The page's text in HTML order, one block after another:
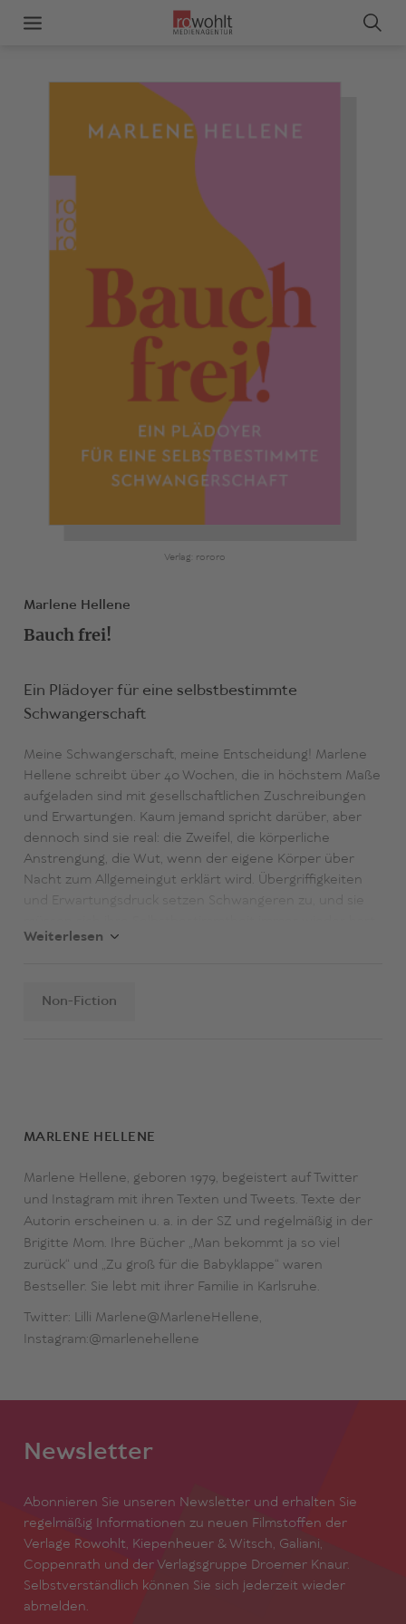
Verlag: rororo
Marlene Hellene
Bauch frei!
Ein Plädoyer für eine selbstbestimmte
Schwangerschaft
Meine Schwangerschaft, meine Entscheidung! Marlene
Hellene schreibt über 40 Wochen, die in höchstem Maße
aufgeladen sind mit gesellschaftlichen Zuschreibungen
und Erwartungen. Kaum jemand spricht darüber, aber
dennoch sind sie real: die Zweifel, die körperliche
Anstrengung, die Wut, wenn der eigene Körper über
Nacht zum Allgemeingut erklärt wird. Übergriffigkeiten
und Erwartungsdruck setzen Schwangeren zu, und sie
erkämpfen – ein überfälliges Plädoyer für ein neues
«Wenn Sie finden, dass Schwangere die Klappe halten
Weiterlesen
Non-Fiction
MARLENE HELLENE
Marlene Hellene, geboren 1979, begeistert auf Twitter
und Instagram mit ihren Texten und Tweets. Texte der
Autorin erscheinen u. a. in der SZ und regelmäßig in der
Brigitte Mom. Ihre Bücher „Man bekommt ja so viel
zurück“ und „Zu groß für die Babyklappe“ waren
Bestseller. Sie lebt mit ihrer Familie in Karlsruhe.
Twitter: Lilli Marlene@MarleneHellene,
Instagram:@marlenehellene
Newsletter
Abonnieren Sie unseren Newsletter und erhalten Sie
regelmäßig Informationen zu neuen Filmstoffen der
Verlage Rowohlt, Kiepenheuer & Witsch, Galiani,
Coppenrath und der Verlagsgruppe Droemer Knaur.
Selbstverständlich können Sie sich jederzeit wieder
abmelden.